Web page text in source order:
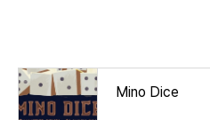
Mino Dice